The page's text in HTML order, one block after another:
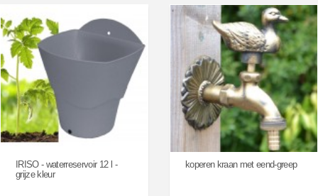
IRISO - waterreservoir 12 l -
grijze kleur
koperen kraan met eend-greep